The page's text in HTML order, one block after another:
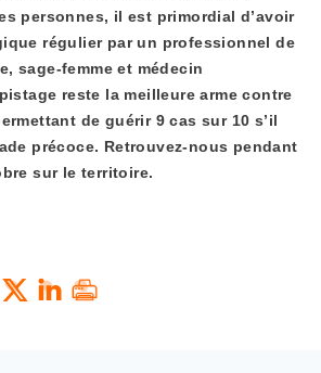
personnes, il est primordial d’avoir
régulier par un professionnel de
sage-femme et médecin
reste la meilleure arme contre
de guérir 9 cas sur 10 s’il
précoce. Retrouvez-nous pendant
sur le territoire.